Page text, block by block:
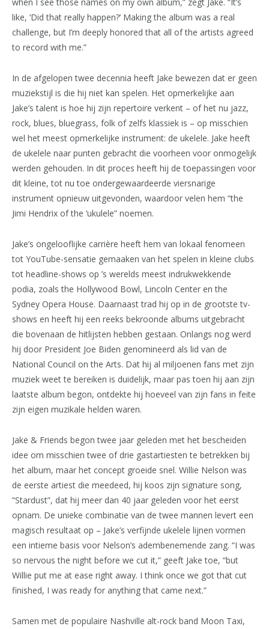
like, ‘Did that really happen?’ Making the album was a real
challenge, but I’m deeply honored that all of the artists agreed
to record with me.”
In de afgelopen twee decennia heeft Jake bewezen dat er geen
muziekstijl is die hij niet kan spelen. Het opmerkelijke aan
Jake’s talent is hoe hij zijn repertoire verkent – of het nu jazz,
rock, blues, bluegrass, folk of zelfs klassiek is – op misschien
wel het meest opmerkelijke instrument: de ukelele. Jake heeft
de ukelele naar punten gebracht die voorheen voor onmogelijk
werden gehouden. In dit proces heeft hij de toepassingen voor
dit kleine, tot nu toe ondergewaardeerde viersnarige
instrument opnieuw uitgevonden, waardoor velen hem “the
Jimi Hendrix of the ‘ukulele” noemen.
Jake’s ongelooflijke carrière heeft hem van lokaal fenomeen
tot YouTube-sensatie gemaaken van het spelen in kleine clubs
tot headline-shows op ’s werelds meest indrukwekkende
podia, zoals the Hollywood Bowl, Lincoln Center en the
Sydney Opera House. Daarnaast trad hij op in de grootste tv-
shows en heeft hij een reeks bekroonde albums uitgebracht
die bovenaan de hitlijsten hebben gestaan. Onlangs nog werd
hij door President Joe Biden genomineerd als lid van de
National Council on the Arts. Dat hij al miljoenen fans met zijn
muziek weet te bereiken is duidelijk, maar pas toen hij aan zijn
laatste album begon, ontdekte hij hoeveel van zijn fans in feite
zijn eigen muzikale helden waren.
Jake & Friends begon twee jaar geleden met het bescheiden
idee om misschien twee of drie gastartiesten te betrekken bij
het album, maar het concept groeide snel. Willie Nelson was
de eerste artiest die meedeed, hij koos zijn signature song,
“Stardust”, dat hij meer dan 40 jaar geleden voor het eerst
opnam. De unieke combinatie van de twee mannen levert een
magisch resultaat op – Jake’s verfijnde ukelele lijnen vormen
een intieme basis voor Nelson’s adembenemende zang. “I was
so nervous the night before we cut it,” geeft Jake toe, “but
Willie put me at ease right away. I think once we got that cut
finished, I was ready for anything that came next.”
Samen met de populaire Nashville alt-rock band Moon Taxi,